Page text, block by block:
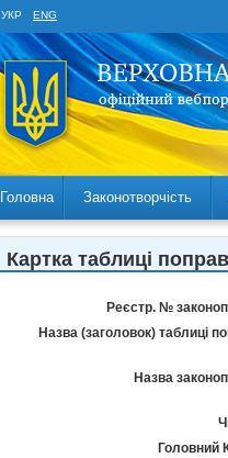
УКР ENG
Головна Законотворчість
Картка таблиці
Реєстр. №
Назва (заголовок) таблиці
Назва
Головний